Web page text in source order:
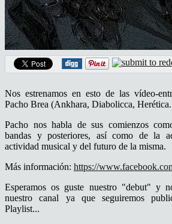
Nos estrenamos en esto de las vídeo-
Pacho Brea (Ankhara, Diabolicca,
Pacho nos habla de sus comienzos
bandas y posteriores, así como de la
actividad musical y del futuro de la misma.
Más información: https://
Esperamos os guste nuestro "debut" y
nuestro canal ya que seguiremos
Playlist...